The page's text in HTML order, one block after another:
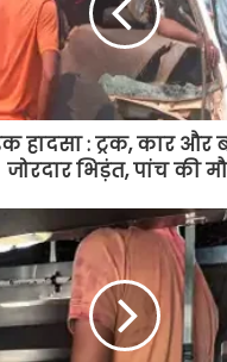
हादसा : ट्रक, कार और
जोरदार भिड़ंत, पांच की